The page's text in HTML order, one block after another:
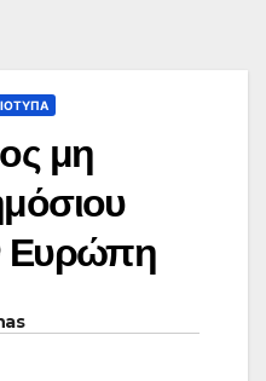
μη
Ευρώπη